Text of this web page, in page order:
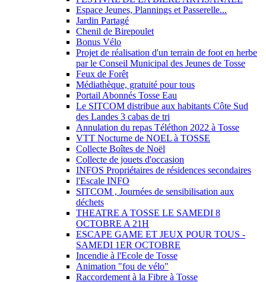
Espace Jeunes, Plannings et Passerelle...
Jardin Partagé
Chenil de Birepoulet
Bonus Vélo
Projet de réalisation d'un terrain de foot en herbe
par le Conseil Municipal des Jeunes de Tosse
Feux de Forêt
Médiathèque, gratuité pour tous
Portail Abonnés Tosse Eau
Le SITCOM distribue aux habitants Côte Sud
des Landes 3 cabas de tri
Annulation du repas Téléthon 2022 à Tosse
VTT Nocturne de NOEL à TOSSE
Collecte Boîtes de Noël
Collecte de jouets d'occasion
INFOS Propriétaires de résidences secondaires
l'Escale INFO
SITCOM , Journées de sensibilisation aux
déchets
THEATRE A TOSSE LE SAMEDI 8
OCTOBRE A 21H
ESCAPE GAME ET JEUX POUR TOUS -
SAMEDI 1ER OCTOBRE
Incendie à l'Ecole de Tosse
Animation "fou de vélo"
Raccordement à la Fibre à Tosse